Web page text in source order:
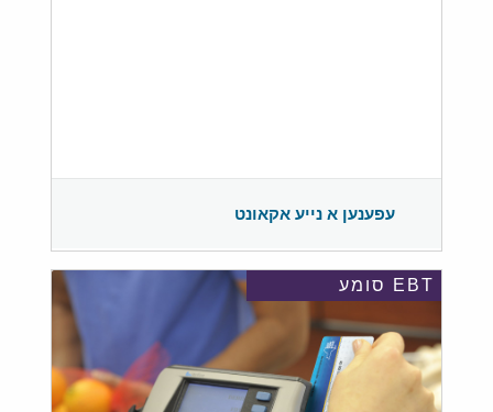
עפענען א נייע אקאונט
EBT סומע